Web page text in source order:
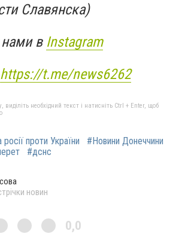
Славянска)
нами в Instagram
https://t.me/news6262
необхідний текст і натисніть Ctrl + Enter, щоб
росії проти України
#Новини Донеччини
#дснс
новин
0,0